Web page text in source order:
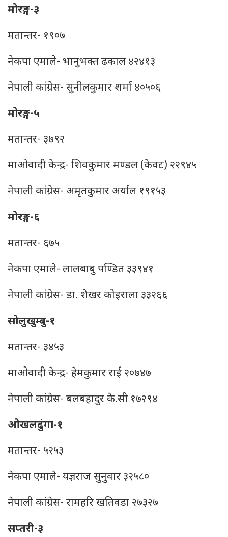
मोरङ्ग-३
मतान्तर- १९०७
नेकपा एमाले- भानुभक्त ढकाल ४२४१३
नेपाली कांग्रेस- सुनीलकुमार शर्मा ४०५०६
मोरङ्ग-५
मतान्तर- ३७९२
माओवादी केन्द्र- शिवकुमार मण्डल (केवट) २२९४५
नेपाली कांग्रेस- अमृतकुमार अर्याल १९१५३
मोरङ्ग-६
मतान्तर- ६७५
नेकपा एमाले- लालबाबु पण्डित ३३९४१
नेपाली कांग्रेस- डा. शेखर कोइराला ३३२६६
सोलुखुम्बु-१
मतान्तर- ३४५३
माओवादी केन्द्र- हेमकुमार राई २०७४७
नेपाली कांग्रेस- बलबहादुर के.सी १७२९४
ओखलढुंगा-१
मतान्तर- ५२५३
नेकपा एमाले- यज्ञराज सुनुवार ३२५८०
नेपाली कांग्रेस- रामहरि खतिवडा २७३२७
सप्तरी-३